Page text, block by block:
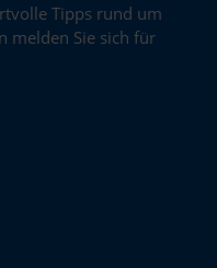
Tipps rund um
melden Sie sich für